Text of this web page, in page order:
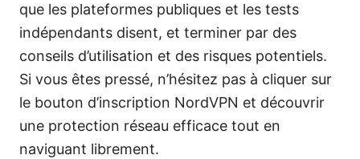
que les plateformes publiques et les tests
indépendants disent, et terminer par des
conseils d’utilisation et des risques potentiels.
Si vous êtes pressé, n’hésitez pas à cliquer sur
le bouton d’inscription NordVPN et découvrir
une protection réseau efficace tout en
naviguant librement.